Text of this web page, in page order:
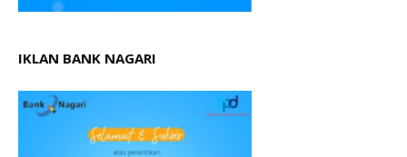
IKLAN BANK NAGARI